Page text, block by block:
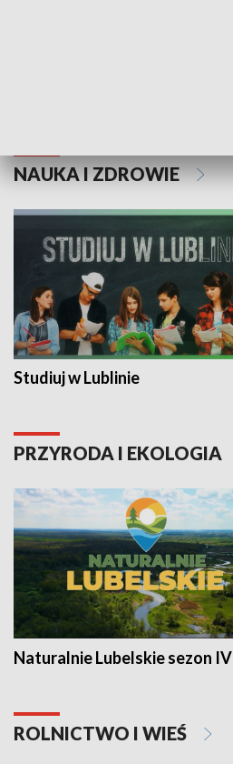
NAUKA I ZDROWIE
Studiuj w Lublinie
PRZYRODA I EKOLOGIA
Naturalnie Lubelskie sezon IV
ROLNICTWO I WIEŚ